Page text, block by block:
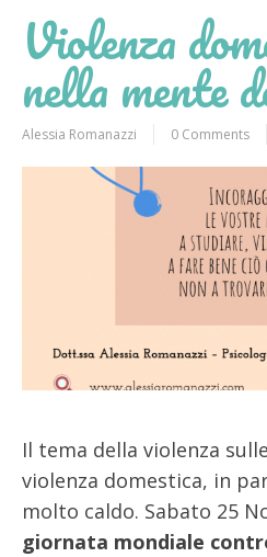
Violenza
nella mente
Alessia Romanazzi 0 Comments
Il tema della violenza
violenza domestica, in
molto caldo. Sabato 25
giornata mondiale